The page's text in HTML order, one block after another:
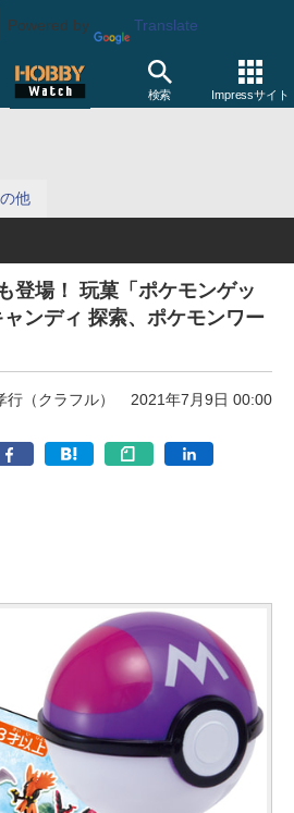
Powered by Translate
検索 Impressサイト
他
登場！ 玩菓「ポケモンゲッ
ャンディ 探索、ポケモンワー
行（クラフル） 2021年7月9日 00:00